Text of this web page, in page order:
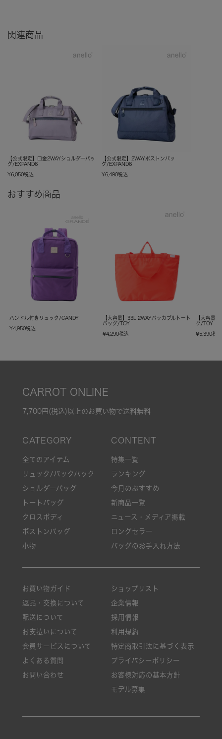
関連商品
【公式限定】口金2WAYショルダーバッ
グ/EXPAND6
¥6,050税込
【公式限定】2WAYボストンバッ
グ/EXPAND6
¥6,490税込
おすすめ商品
ハンドル付きリュック/CANDY
¥4,950税込
【大容量】33L 2WAYパッカブルトート
バッグ/TOY
¥4,290税込
【大容量
ク/TOY
¥5,390税込
CARROT ONLINE
7,700円(税込)以上のお買い物で送料無料
全てのアイテム
リュック/バックパック
ショルダーバッグ
トートバッグ
クロスボディ
ボストンバッグ
小物
特集一覧
ランキング
今月のおすすめ
新商品一覧
ニュース・メディア掲載
ロングセラー
バッグのお手入れ方法
お買い物ガイド
返品・交換について
配送について
お支払いについて
会員サービスについて
よくある質問
お問い合わせ
ショップリスト
企業情報
採用情報
利用規約
特定商取引法に基づく表示
プライバシーポリシー
お客様対応の基本方針
モデル募集